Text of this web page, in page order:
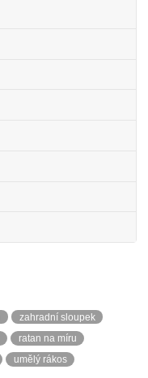
zahradní sloupek
ratan na míru
umělý rákos